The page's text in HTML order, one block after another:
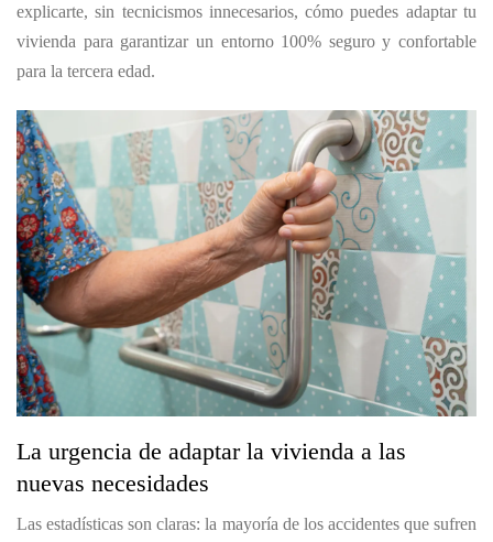
explicarte, sin tecnicismos innecesarios, cómo puedes adaptar tu
vivienda para garantizar un entorno 100% seguro y confortable
para la tercera edad.
La urgencia de adaptar la vivienda a las
nuevas necesidades
Las estadísticas son claras: la mayoría de los accidentes que sufren